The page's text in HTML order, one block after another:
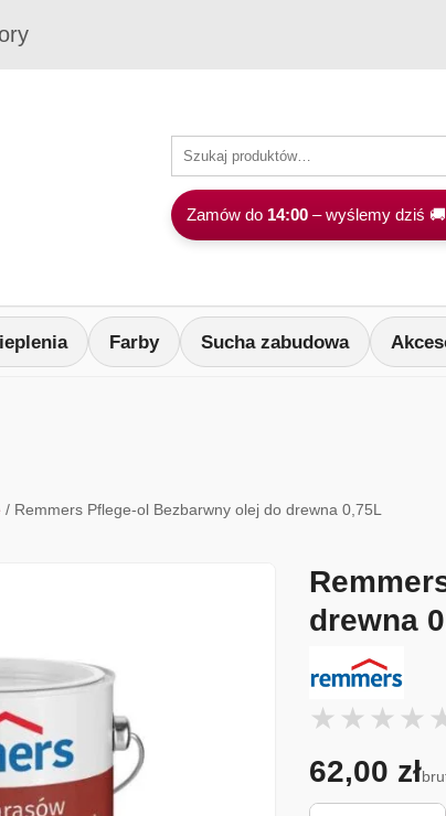
Zamów do 14:00– wyślemy dziś 🚚
Farby Sucha zabudowa
/ Remmers Pflege-ol Bezbarwny olej do drewna 0,75L
drewna
62,00 zł